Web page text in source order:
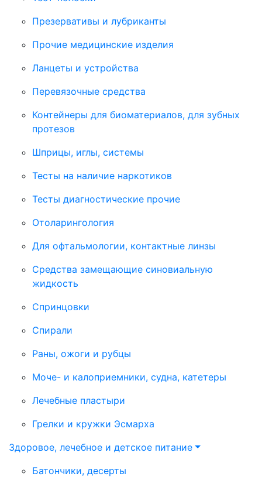
Презервативы и лубриканты
Прочие медицинские изделия
Ланцеты и устройства
Перевязочные средства
Контейнеры для биоматериалов, для зубных
протезов
Шприцы, иглы, системы
Тесты на наличие наркотиков
Тесты диагностические прочие
Отоларингология
Для офтальмологии, контактные линзы
Средства замещающие синовиальную
жидкость
Спринцовки
Спирали
Раны, ожоги и рубцы
Моче- и калоприемники, судна, катетеры
Лечебные пластыри
Грелки и кружки Эсмарха
Здоровое, лечебное и детское питание
Батончики, десерты